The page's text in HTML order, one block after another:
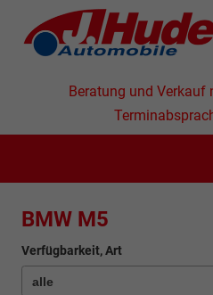
Beratung und Verkauf
BMW M5
Verfügbarkeit, Art